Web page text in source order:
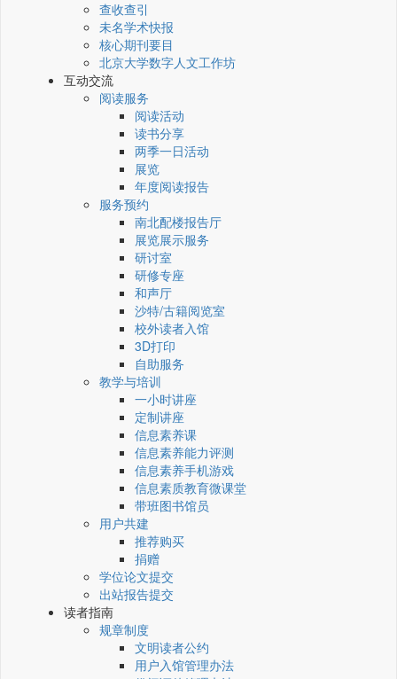
查收查引
未名学术快报
核心期刊要目
北京大学数字人文工作坊
互动交流
阅读服务
阅读活动
读书分享
两季一日活动
展览
年度阅读报告
服务预约
南北配楼报告厅
展览展示服务
研讨室
研修专座
和声厅
沙特/古籍阅览室
校外读者入馆
3D打印
自助服务
教学与培训
一小时讲座
定制讲座
信息素养课
信息素养能力评测
信息素养手机游戏
信息素质教育微课堂
带班图书馆员
用户共建
推荐购买
捐赠
学位论文提交
出站报告提交
读者指南
规章制度
文明读者公约
用户入馆管理办法